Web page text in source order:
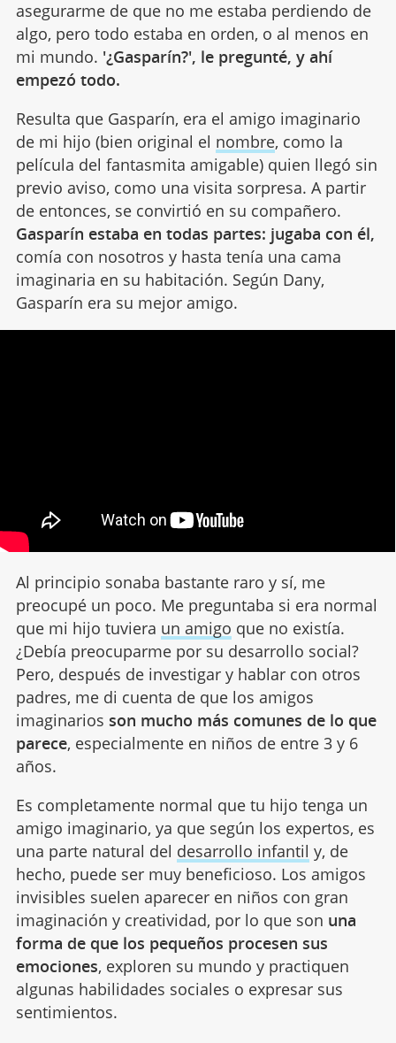
asegurarme de que no me estaba perdiendo de
algo, pero todo estaba en orden, o al menos en
mi mundo. '¿Gasparín?', le pregunté, y ahí
empezó todo.
Resulta que Gasparín, era el amigo imaginario
de mi hijo (bien original el nombre, como la
película del fantasmita amigable) quien llegó sin
previo aviso, como una visita sorpresa. A partir
de entonces, se convirtió en su compañero.
Gasparín estaba en todas partes: jugaba con él,
comía con nosotros y hasta tenía una cama
imaginaria en su habitación. Según Dany,
Gasparín era su mejor amigo.
Al principio sonaba bastante raro y sí, me
preocupé un poco. Me preguntaba si era normal
que mi hijo tuviera un amigo que no existía.
¿Debía preocuparme por su desarrollo social?
Pero, después de investigar y hablar con otros
padres, me di cuenta de que los amigos
imaginarios son mucho más comunes de lo que
parece, especialmente en niños de entre 3 y 6
años.
Es completamente normal que tu hijo tenga un
amigo imaginario, ya que según los expertos, es
una parte natural del desarrollo infantil y, de
hecho, puede ser muy beneficioso. Los amigos
invisibles suelen aparecer en niños con gran
imaginación y creatividad, por lo que son una
forma de que los pequeños procesen sus
emociones, exploren su mundo y practiquen
algunas habilidades sociales o expresar sus
sentimientos.